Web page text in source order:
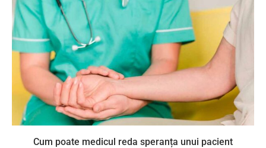
Cum poate medicul reda speranța unui pacient